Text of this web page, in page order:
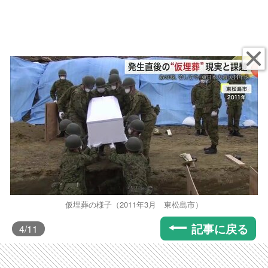
仮埋葬の様子（2011年3月 東松島市）
4/11 記事に戻る